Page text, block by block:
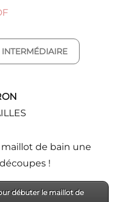
maillot de bain une
!
débuter le maillot de